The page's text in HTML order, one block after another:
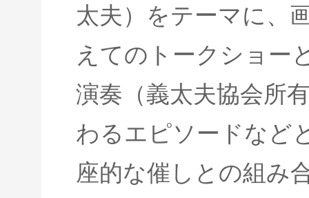
太夫）をテーマに、
えてのトークショー
演奏（義太夫協会所
わるエピソードなど
座的な催しとの組み